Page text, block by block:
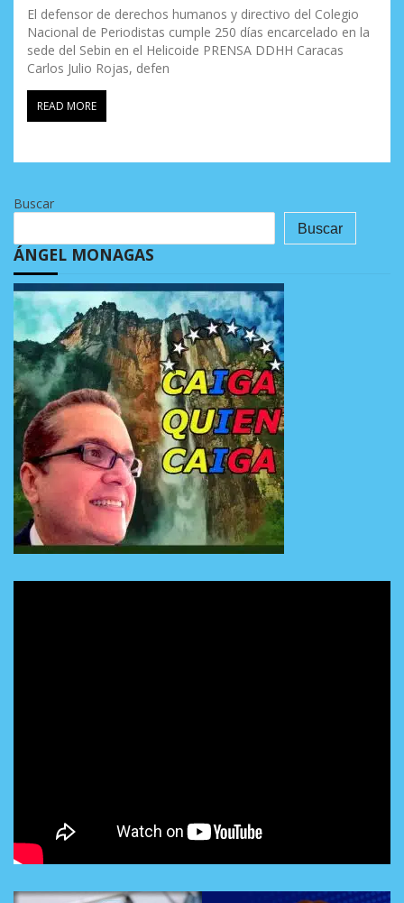
El defensor de derechos humanos y directivo del Colegio
Nacional de Periodistas cumple 250 días encarcelado en la
sede del Sebin en el Helicoide PRENSA DDHH Caracas
Carlos Julio Rojas, defen
READ MORE
Buscar
Buscar
ÁNGEL MONAGAS